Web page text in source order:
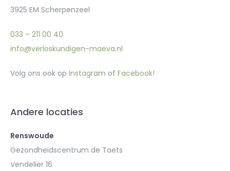
3925 EM Scherpenzeel
033 – 211 00 40
info@verloskundigen-maeva.nl
Volg ons ook op Instagram of Facebook!
Andere locaties
Renswoude
Gezondheidscentrum de Taets
Vendelier 16